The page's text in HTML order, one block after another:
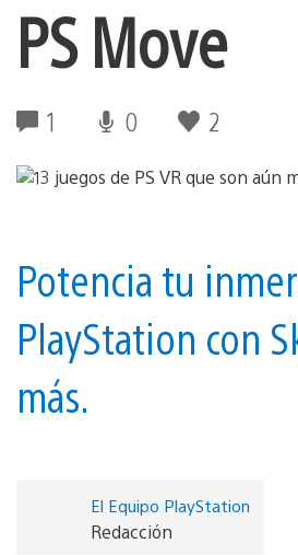
PS Move
1 0 2
Potencia tu
PlayStation con
más.
El Equipo PlayStation
Redacción